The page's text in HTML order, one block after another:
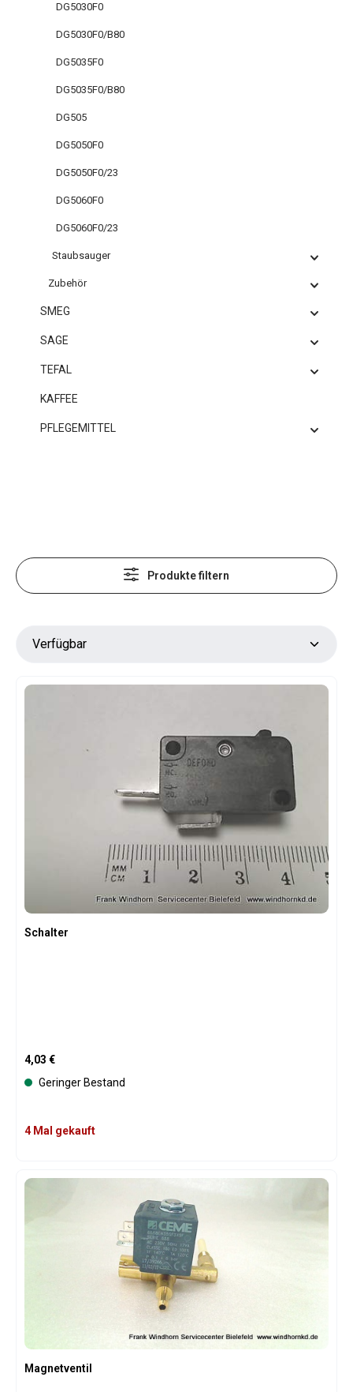
DG5030F0
DG5030F0/B80
DG5035F0
DG5035F0/B80
DG505
DG5050F0
DG5050F0/23
DG5060F0
DG5060F0/23
Staubsauger
Zubehör
SMEG
SAGE
TEFAL
KAFFEE
PFLEGEMITTEL
Produkte filtern
Schalter
Regulärer Preis:
4,03 €
Geringer Bestand
4 Mal gekauft
Magnetventil